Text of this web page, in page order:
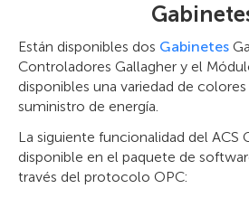
Están disponibles dos Gabinetes
Controladores Gallagher y el
disponibles una variedad de
suministro de energía.
La siguiente funcionalidad del ACS
disponible en el paquete de
través del protocolo OPC: